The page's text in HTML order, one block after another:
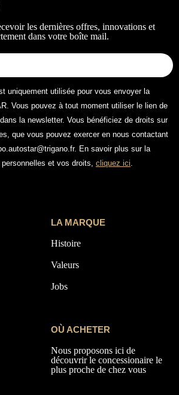
les dernières offres, innovations et
dans votre boîte mail.
uniquement utilisée pour vous envoyer la
Vous pouvez à tout moment utiliser le lien de
la newsletter. Vous bénéficiez de droits sur
que vous pouvez exercer en nous contactant
En savoir plus sur la
et vos droits, cliquez ici
LA MARQUE
Histoire
Valeurs
Jobs
OÙ ACHETER
Nous proposons ici de
découvrir le concessionaire le
plus proche de chez vous